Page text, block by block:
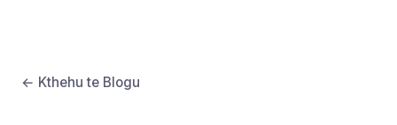
← Kthehu te Blogu